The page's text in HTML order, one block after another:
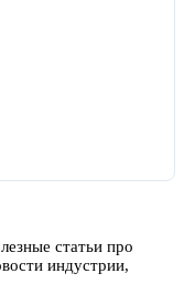
статьи про
индустрии,